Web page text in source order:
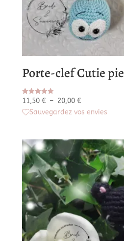
Porte-clef Cutie pie
Note
5.00
sur 5
11,50 € – 20,00 €Plage
de
à
20,00 €
Sauvegardez vos envies